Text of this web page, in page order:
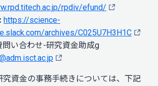
rpdiv/efund/
https://science-
archives/C025U7H3H1C
い合わせ-研究資金助成g
究資金の事務手続きについては、下記